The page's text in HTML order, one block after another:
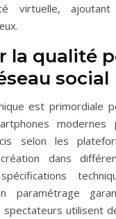
virtuelle, ajoutant
la qualité
social
est primordiale
modernes
selon les
dans
paramétrage
utilisent